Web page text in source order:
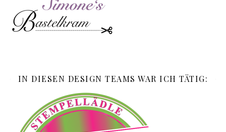
IN DIESEN DESIGN TEAMS WAR ICH TÄTIG: